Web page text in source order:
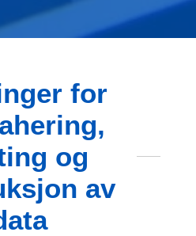
for
og
av